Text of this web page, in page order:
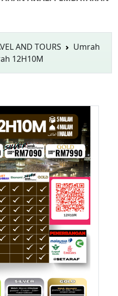
AND TOURS
Umrah
12H10M